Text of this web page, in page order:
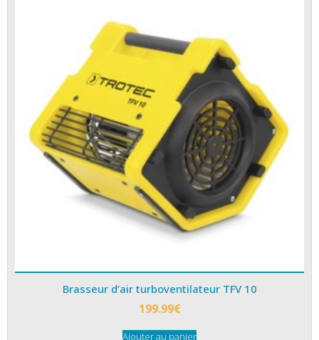
Brasseur d’air turboventilateur TFV 10
199.99€
Ajouter au panier